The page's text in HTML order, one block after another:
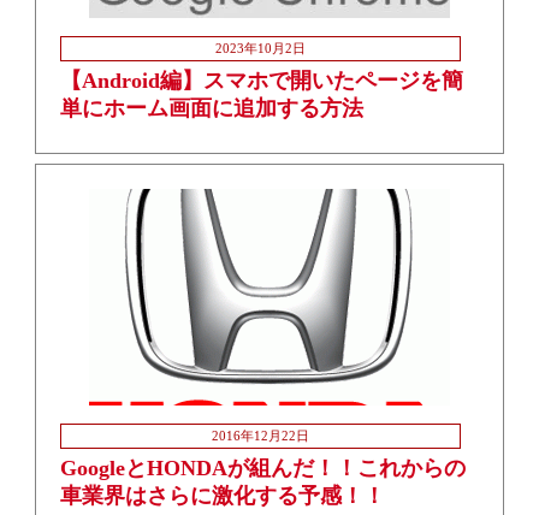
2023年10月2日
【Android編】スマホで開いたページを簡
単にホーム画面に追加する方法
2016年12月22日
GoogleとHONDAが組んだ！！これからの
車業界はさらに激化する予感！！